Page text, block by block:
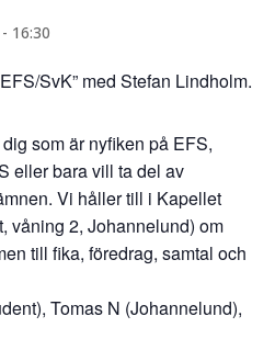
- 16:30
SvK” med Stefan Lindholm.
som är nyfiken på EFS,
eller bara vill ta del av
Vi håller till i Kapellet
våning 2, Johannelund) om
till fika, föredrag, samtal och
Tomas N (Johannelund),